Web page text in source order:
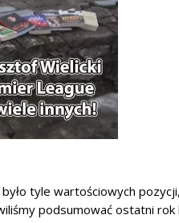
tyle wartościowych
podsumować ostatni rok